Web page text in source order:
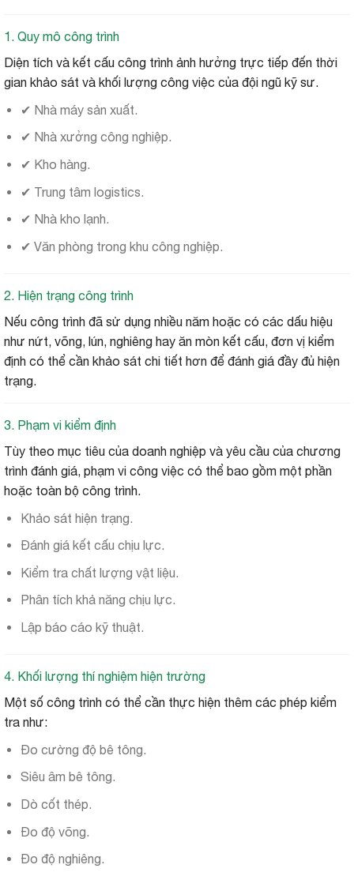
1. Quy mô công trình
Diện tích và kết cấu công trình ảnh hưởng trực tiếp đến thời
gian khảo sát và khối lượng công việc của đội ngũ kỹ sư.
✔ Nhà máy sản xuất.
✔ Nhà xưởng công nghiệp.
✔ Kho hàng.
✔ Trung tâm logistics.
✔ Nhà kho lạnh.
✔ Văn phòng trong khu công nghiệp.
2. Hiện trạng công trình
Nếu công trình đã sử dụng nhiều năm hoặc có các dấu hiệu
như nứt, võng, lún, nghiêng hay ăn mòn kết cấu, đơn vị kiểm
định có thể cần khảo sát chi tiết hơn để đánh giá đầy đủ hiện
trạng.
3. Phạm vi kiểm định
Tùy theo mục tiêu của doanh nghiệp và yêu cầu của chương
trình đánh giá, phạm vi công việc có thể bao gồm một phần
hoặc toàn bộ công trình.
Khảo sát hiện trạng.
Đánh giá kết cấu chịu lực.
Kiểm tra chất lượng vật liệu.
Phân tích khả năng chịu lực.
Lập báo cáo kỹ thuật.
4. Khối lượng thí nghiệm hiện trường
Một số công trình có thể cần thực hiện thêm các phép kiểm
tra như:
Đo cường độ bê tông.
Siêu âm bê tông.
Dò cốt thép.
Đo độ võng.
Đo độ nghiêng.